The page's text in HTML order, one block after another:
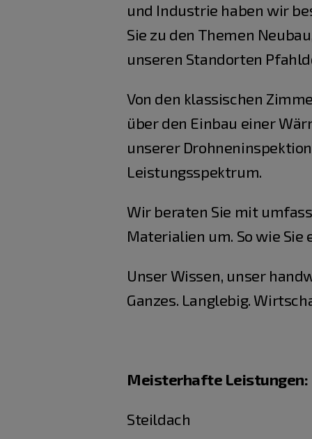
und Industrie haben wir
Sie zu den Themen
unseren Standorten
Von den klassischen
über den Einbau einer
unserer
Leistungsspektrum.
Wir beraten Sie mit
Materialien um. So wie Sie
Unser Wissen, unser
Ganzes. Langlebig.
Meisterhafte Leistungen:
Steildach